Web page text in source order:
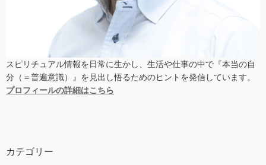
スピリチュアル情報を日常に生かし、生活や仕事の中で『本当の自
分（＝普遍意識）』を見出し悟るためのヒントを発信しています。
プロフィールの詳細はこちら
カテゴリー